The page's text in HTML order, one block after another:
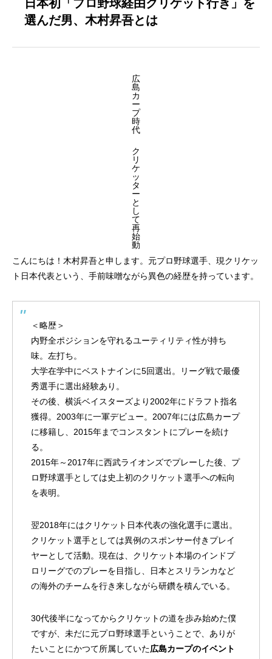
日本初「プロ野球経由クリケット行き」を
選んだ男、木村昇吾とは
広
島
カ
ー
プ
時
代
ク
リ
ケ
ッ
タ
ー
と
し
て
再
始
動
こんにちは！木村昇吾と申します。 元プロ野球選手、現クリケッ
ト日本代表という、手前味噌ながら異色の経歴を持っています。
＜略歴＞
内野全ポジションを守れるユーティリティ性が持ち
味。左打ち。
大学在学中にベストナインに5回選出。リーグ戦で最優
秀選手に選出経験あり。
その後、横浜ベイスターズより2002年にドラフト指名
獲得。2003年に一軍デビュー。2007年には広島カープ
に移籍し、2015年までコンスタントにプレーを続け
る。
2015年～2017年に西武ライオンズでプレーした後、プ
ロ野球選手としては史上初のクリケット選手への転向
を表明。
翌2018年にはクリケット日本代表の強化選手に選出。
クリケット選手としては異例のスポンサー付きプレイ
ヤーとして活動。現在は、クリケット本場のインドプ
ロリーグでのプレーを目指し、日本とスリランカなど
の海外のチームを行き来しながら研鑽を積んでいる。
30代後半になってからクリケットの道を歩み始めた僕
ですが、未だに元プロ野球選手ということで、ありが
たいことにかつて所属していた広島カープのイベント